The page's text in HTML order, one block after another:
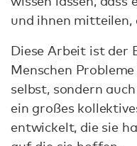
und ihnen mitteilen,
Diese Arbeit ist der
Menschen
selbst, sondern
ein großes
entwickelt, die sie